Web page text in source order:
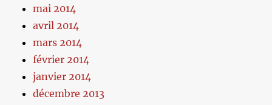
mai 2014
avril 2014
mars 2014
février 2014
janvier 2014
décembre 2013